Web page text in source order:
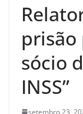
prisão
sócio
INSS”
setembro 23,